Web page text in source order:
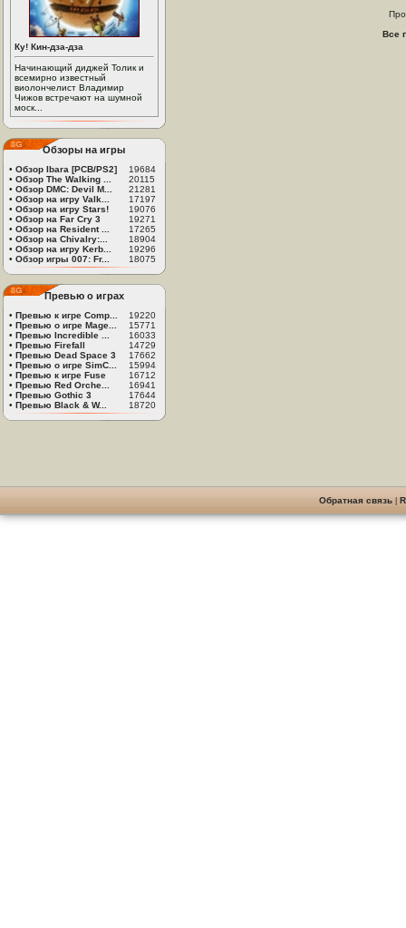
Ку! Кин-дза-дза
Начинающий диджей Толик и
всемирно известный
виолончелист Владимир
Чижов встречают на шумной
моск...
Обзоры на игры
• Обзор Ibara [PCB/PS2]
19684
• Обзор The Walking ...
20115
• Обзор DMC: Devil M...
21281
• Обзор на игру Valk...
17197
• Обзор на игру Stars!
19076
• Обзор на Far Cry 3
19271
• Обзор на Resident ...
17265
• Обзор на Chivalry:...
18904
• Обзор на игру Kerb...
19296
• Обзор игры 007: Fr... 18075
Превью о играх
• Превью к игре Comp...
19220
• Превью о игре Mage...
15771
• Превью Incredible ...
16033
• Превью Firefall
14729
• Превью Dead Space 3
17662
• Превью о игре SimC...
15994
• Превью к игре Fuse
16712
• Превью Red Orche...
16941
• Превью Gothic 3
17644
• Превью Black & W... 18720
Все
Обратная связь